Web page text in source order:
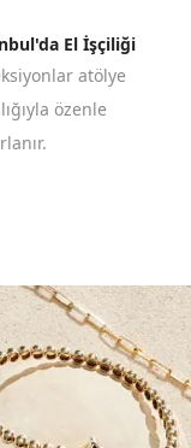
El İşçiliği
atölye
özenle